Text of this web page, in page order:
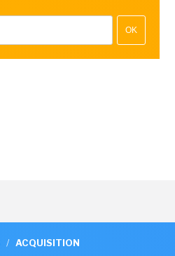
OK
/ ACQUISITION